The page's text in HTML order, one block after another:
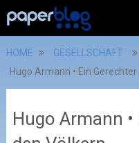
HOME
GESELLSCHAFT
Hugo Armann • Ein
Hugo Armann